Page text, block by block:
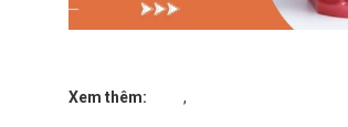
Xem thêm: ,